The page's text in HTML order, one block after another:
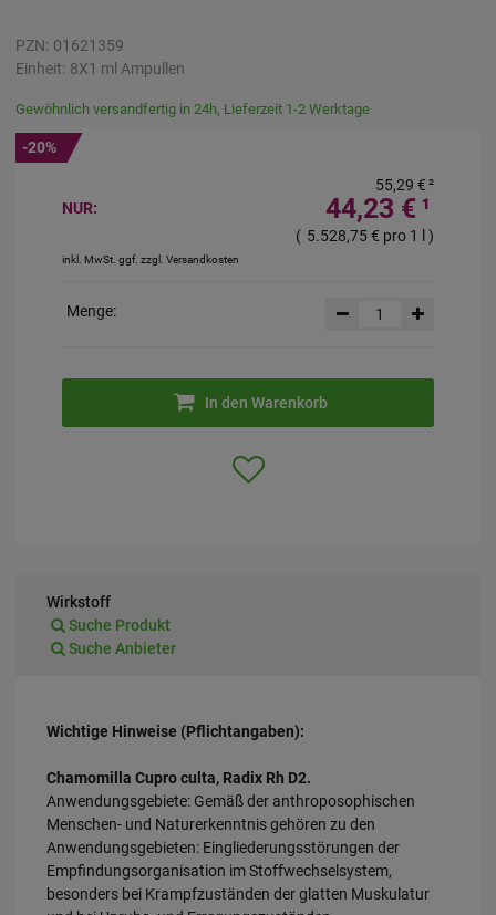
PZN: 01621359
Einheit: 8X1 ml Ampullen
Gewöhnlich versandfertig in 24h, Lieferzeit 1-2 Werktage
NUR: 44,23 € ¹
55,29 €²
inkl. MwSt. ggf. zzgl. Versandkosten
( 5.528,75 € pro 1 l )
-20%
Menge:
In den Warenkorb
Wirkstoff
Suche Produkt
Suche Anbieter
Wichtige Hinweise (Pflichtangaben):
Chamomilla Cupro culta, Radix Rh D2.
Anwendungsgebiete: Gemäß der anthroposophischen
Menschen- und Naturerkenntnis gehören zu den
Anwendungsgebieten: Eingliederungsstörungen der
Empfindungsorganisation im Stoffwechselsystem,
besonders bei Krampfzuständen der glatten Muskulatur